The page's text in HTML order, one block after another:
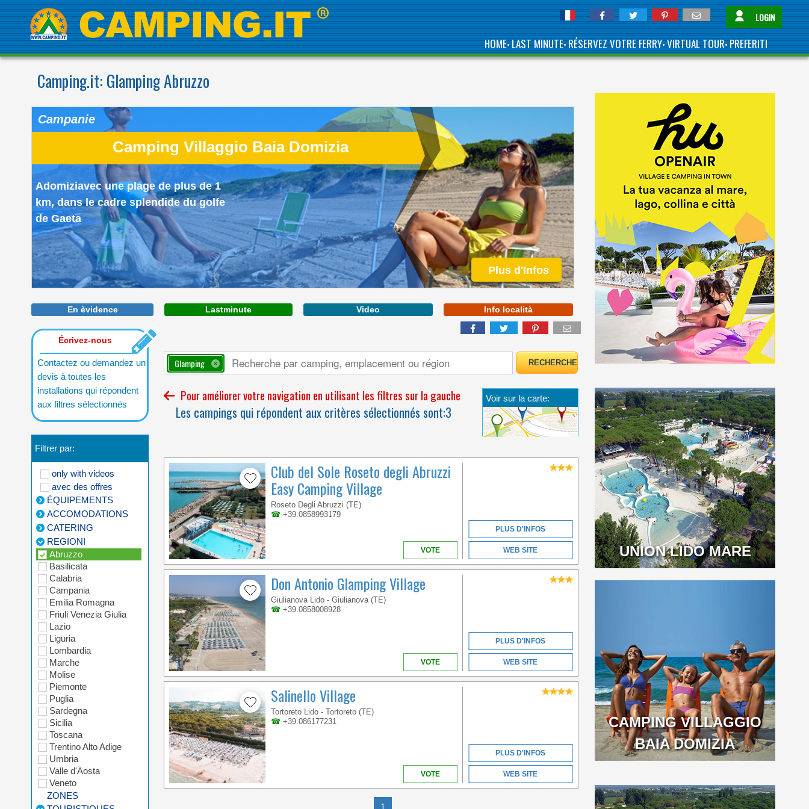
LOGIN
HOME•LAST MINUTE•RÉSERVEZ VOTRE FERRY•VIRTUAL TOUR•PREFERITI
Camping.it: Glamping Abruzzo
Camping Villaggio Baia Domizia
Campanie
Adomiziavec une plage de plus de 1
km, dans le cadre splendide du golfe
de Gaeta
Plus d'Infos
En èvidence Lastminute Video Info località
Écrivez-nous
Contactez ou demandez un
devis à toutes les
installations qui répondent
aux filtres sélectionnés
Filtrer par:
only with videos
avec des offres
ÉQUIPEMENTS
ACCOMODATIONS
CATERING
REGIONI
Abruzzo
Basilicata
Calabria
Campania
Emilia Romagna
Friuli Venezia Giulia
Lazio
Liguria
Lombardia
Marche
Molise
Piemonte
Puglia
Sardegna
Sicilia
Toscana
Trentino Alto Adige
Umbria
Valle d'Aosta
Veneto
ZONES
Glamping
Pour améliorer votre navigation en utilisant les filtres sur la gauche
Les campings qui répondent aux critères sélectionnés sont:3
Voir sur la carte:
Club del Sole Roseto degli Abruzzi
Easy Camping Village
Roseto Degli Abruzzi (TE)
☎ +39.0858993179
VOTE
PLUS D'INFOS
WEB SITE
Don Antonio Glamping Village
Giulianova Lido - Giulianova (TE)
☎ +39.0858008928
VOTE
PLUS D'INFOS
WEB SITE
Salinello Village
Tortoreto Lido - Tortoreto (TE)
☎ +39.086177231
VOTE
PLUS D'INFOS
WEB SITE
1
WELCOME TO THE
FIRST 5 STAR CAMPING
IN ITALY
UNION LIDO MARE
VÉNÉTIE
CAMPING VILLAGGIO
BAIA DOMIZIA